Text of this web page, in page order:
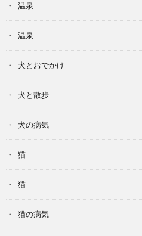
温泉
温泉
犬とおでかけ
犬と散歩
犬の病気
猫
猫
猫の病気